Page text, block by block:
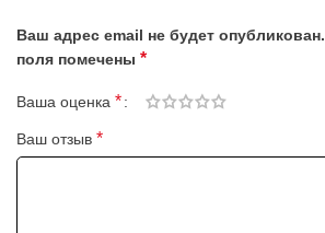
Ваш адрес email не будет опубликован.
поля помечены *
Ваша оценка *
Ваш отзыв *